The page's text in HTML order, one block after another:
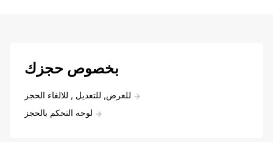
بخصوص حجزك
للعرض, للتعديل , للالغاء الحجز
لوحه التحكم بالحجز